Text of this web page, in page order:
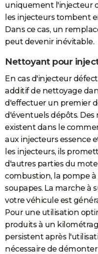
uniquement l'injecteur
les injecteurs tombent
Dans ce cas, un
peut devenir inévitable.
Nettoyant pour
En cas d'injecteur
additif de nettoyage
d'effectuer un premier
d'éventuels dépôts.
existent dans le
aux injecteurs essence
les injecteurs, ils
d'autres parties du
combustion, la pompe
soupapes. La marche à
votre véhicule est
Pour une utilisation
produits à un
persistent après
nécessaire de